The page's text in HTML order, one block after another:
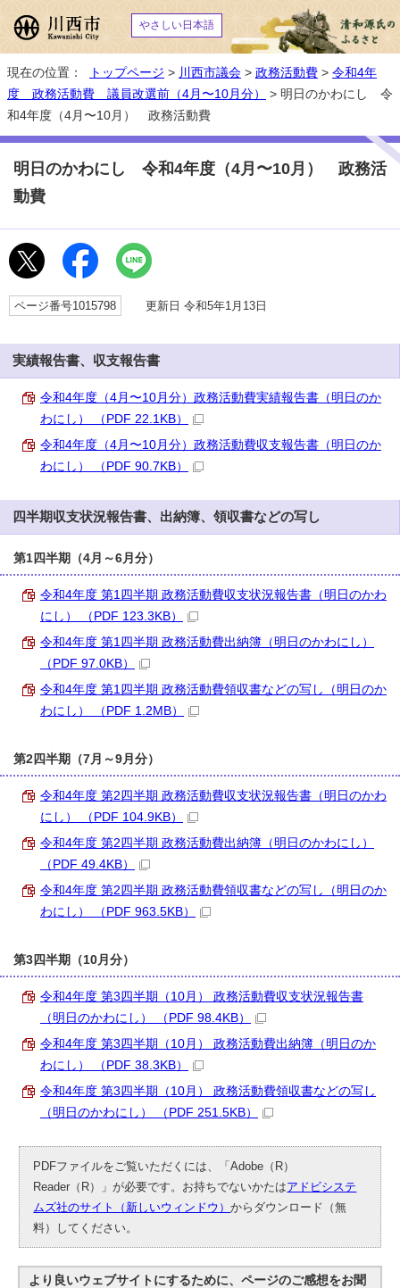
やさしい日本語
現在の位置： トップページ > 川西市議会 > 政務活動費 > 令和4年
度 政務活動費 議員改選前（4月〜10月分）
> 明日のかわにし 令
和4年度（4月〜10月） 政務活動費
明日のかわにし 令和4年度（4月〜10月） 政務活
動費
ページ番号1015798 更新日 令和5年1月13日
実績報告書、収支報告書
令和4年度（4月〜10月分）政務活動費実績報告書（明日のか
わにし） （PDF 22.1KB）
令和4年度（4月〜10月分）政務活動費収支報告書（明日のか
わにし） （PDF 90.7KB）
四半期収支状況報告書、出納簿、領収書などの写し
第1四半期（4月～6月分）
令和4年度 第1四半期 政務活動費収支状況報告書（明日のかわ
にし） （PDF 123.3KB）
令和4年度 第1四半期 政務活動費出納簿（明日のかわにし）
（PDF 97.0KB）
令和4年度 第1四半期 政務活動費領収書などの写し（明日のか
わにし） （PDF 1.2MB）
第2四半期（7月～9月分）
令和4年度 第2四半期 政務活動費収支状況報告書（明日のかわ
にし） （PDF 104.9KB）
令和4年度 第2四半期 政務活動費出納簿（明日のかわにし）
（PDF 49.4KB）
令和4年度 第2四半期 政務活動費領収書などの写し（明日のか
わにし） （PDF 963.5KB）
第3四半期（10月分）
令和4年度 第3四半期（10月） 政務活動費収支状況報告書
（明日のかわにし） （PDF 98.4KB）
令和4年度 第3四半期（10月） 政務活動費出納簿（明日のか
わにし） （PDF 38.3KB）
令和4年度 第3四半期（10月） 政務活動費領収書などの写し
（明日のかわにし） （PDF 251.5KB）
PDFファイルをご覧いただくには、「Adobe（R）
Reader（R）」が必要です。お持ちでないかたはアドビシステ
ムズ社のサイト（新しいウィンドウ）からダウンロード（無
料）してください。
より良いウェブサイトにするために、ページのご感想をお聞